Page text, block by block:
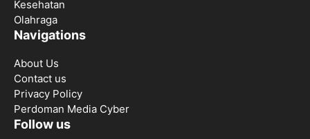
Kesehatan
Olahraga
Navigations
About Us
Contact us
Privacy Policy
Perdoman Media Cyber
Follow us